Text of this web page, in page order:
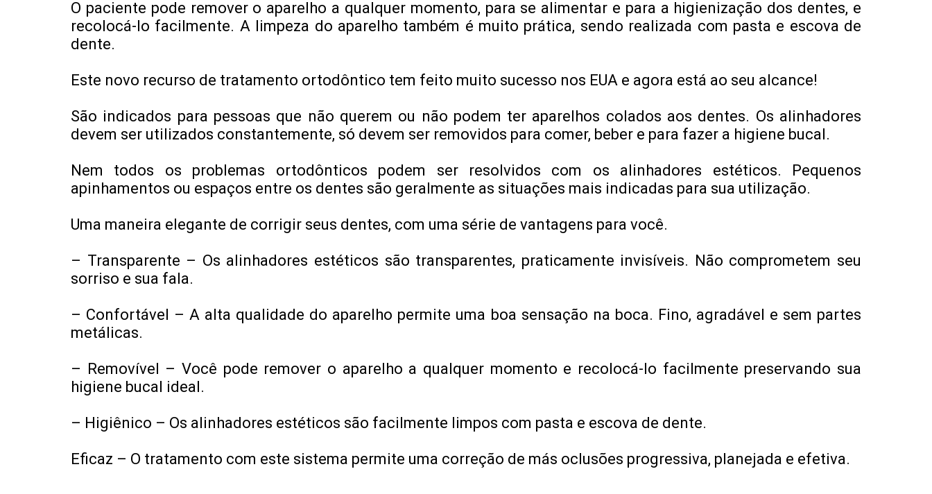
O paciente pode remover o aparelho a qualquer momento, para se alimentar e para a higienização dos dentes, e
recolocá-lo facilmente. A limpeza do aparelho também é muito prática, sendo realizada com pasta e escova de
dente.
Este novo recurso de tratamento ortodôntico tem feito muito sucesso nos EUA e agora está ao seu alcance!
São indicados para pessoas que não querem ou não podem ter aparelhos colados aos dentes. Os alinhadores
devem ser utilizados constantemente, só devem ser removidos para comer, beber e para fazer a higiene bucal.
Nem todos os problemas ortodônticos podem ser resolvidos com os alinhadores estéticos. Pequenos
apinhamentos ou espaços entre os dentes são geralmente as situações mais indicadas para sua utilização.
Uma maneira elegante de corrigir seus dentes, com uma série de vantagens para você.
– Transparente – Os alinhadores estéticos são transparentes, praticamente invisíveis. Não comprometem seu
sorriso e sua fala.
– Confortável – A alta qualidade do aparelho permite uma boa sensação na boca. Fino, agradável e sem partes
metálicas.
– Removível – Você pode remover o aparelho a qualquer momento e recolocá-lo facilmente preservando sua
higiene bucal ideal.
– Higiênico – Os alinhadores estéticos são facilmente limpos com pasta e escova de dente.
Eficaz – O tratamento com este sistema permite uma correção de más oclusões progressiva, planejada e efetiva.